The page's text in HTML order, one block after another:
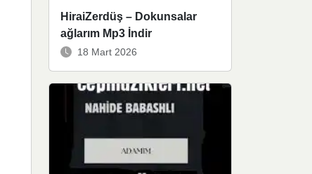
HiraiZerdüş – Dokunsalar
ağlarım Mp3 İndir
18 Mart 2026